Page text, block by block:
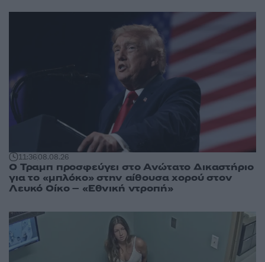
11:3608.08.26
Ο Τραμπ προσφεύγει στο Ανώτατο Δικαστήριο
για το «μπλόκο» στην αίθουσα χορού στον
Λευκό Οίκο – «Εθνική ντροπή»